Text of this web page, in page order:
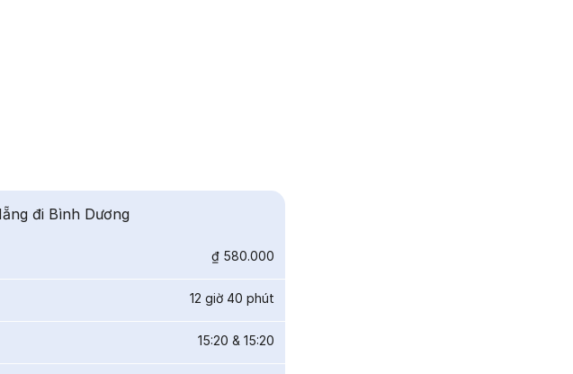
đi Bình Dương
₫ 580.000
12 giờ 40 phút
15:20 & 15:20